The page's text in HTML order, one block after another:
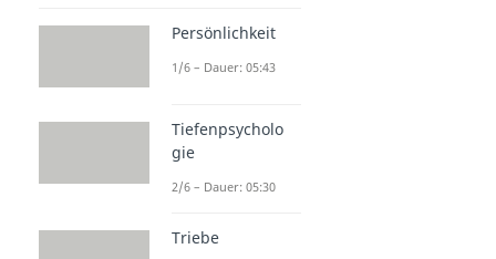
Persönlichkeit
1/6 – Dauer: 05:43
Tiefenpsycholo
gie
2/6 – Dauer: 05:30
Triebe